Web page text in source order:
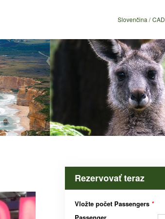
Slovenčina CAD
Rezervovať teraz
Vložte počet Passengers *